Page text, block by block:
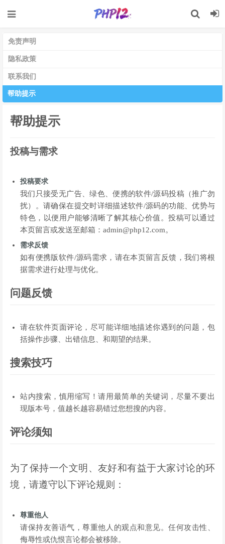
免责声明
隐私政策
联系我们
帮助提示
帮助提示
投稿与需求
投稿要求
我们只接受无广告、绿色、便携的软件/源码投稿（推广勿
扰）。请确保在提交时详细描述软件/源码的功能、优势与
特色，以便用户能够清晰了解其核心价值。投稿可以通过
本页留言或发送至邮箱：admin@php12.com。
需求反馈
如有便携版软件/源码需求，请在本页留言反馈，我们将根
据需求进行处理与优化。
问题反馈
请在软件页面评论，尽可能详细地描述你遇到的问题，包
括操作步骤、出错信息、和期望的结果。
搜索技巧
站内搜索，慎用缩写！请用最简单的关键词，尽量不要出
现版本号，值越长越容易错过您想搜的内容。
评论须知
为了保持一个文明、友好和有益于大家讨论的环
境，请遵守以下评论规则：
尊重他人
请保持友善语气，尊重他人的观点和意见。任何攻击性、
侮辱性或仇恨言论都会被移除。